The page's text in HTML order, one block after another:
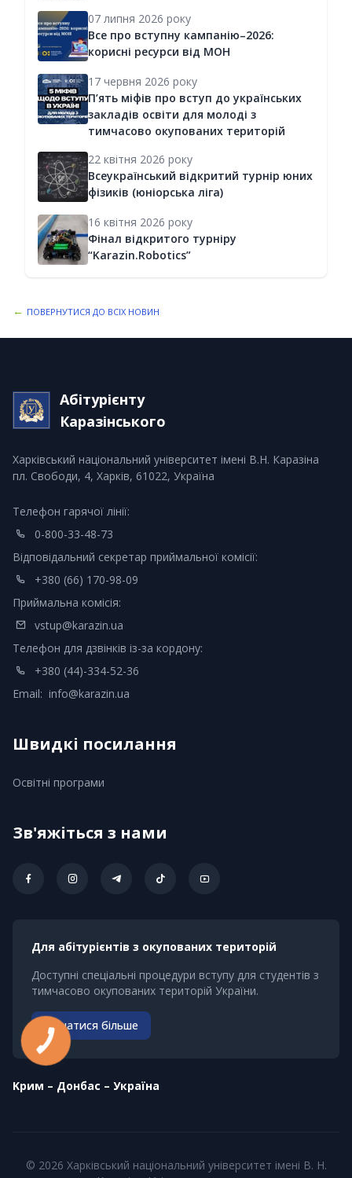
07 липня 2026 року
Все про вступну кампанію–2026:
корисні ресурси від МОН
17 червня 2026 року
П’ять міфів про вступ до українських
закладів освіти для молоді з
тимчасово окупованих територій
22 квітня 2026 року
Всеукраїнський відкритий турнір юних
фізиків (юніорська ліга)
16 квітня 2026 року
Фінал відкритого турніру
“Karazin.Robotics”
← ПОВЕРНУТИСЯ ДО ВСІХ НОВИН
Абітурієнту
Каразінського
Харківський національний університет імені В.Н. Каразіна
пл. Свободи, 4, Харків, 61022, Україна
Телефон гарячої лінії:
0-800-33-48-73
Відповідальний секретар приймальної комісії:
+380 (66) 170-98-09
Приймальна комісія:
vstup@karazin.ua
Телефон для дзвінків із-за кордону:
+380 (44)-334-52-36
Email: info@karazin.ua
Швидкі посилання
Освітні програми
Зв'яжіться з нами
Для абітурієнтів з окупованих територій
Доступні спеціальні процедури вступу для студентів з
тимчасово окупованих територій України.
Дізнатися більше
Kрим – Донбас – Україна
© 2026 Харківський національний університет імені В. Н.
КНОПКА
ЗВ'ЯЗКУ